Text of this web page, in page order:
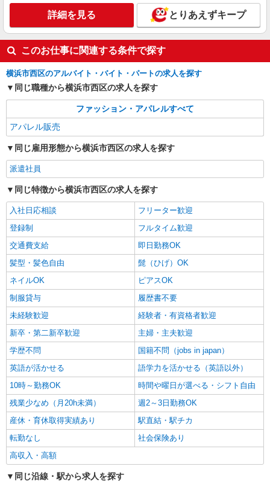
ルに応じて手当あり) 交通費支給有
〒220-0012 神奈川県横浜市西区みなとみらい
三丁目5番1号 マークイズみなとみらい
キープ
アルバイト パート
コンジェ ペイエ アデュー トリステス／フラボア
販売スタッフ
します ※試用期間（1ヶ月間）：時給1,225円
神奈川県横浜市西区南幸1-5-1 ジョイナス
キープ 詳細を見る
詳細を見る とりあえずキープ
このお仕事に関連する条件で探す
横浜市西区のアルバイト・バイト・パートの求人を探す
同じ職種から横浜市西区の求人を探す
ファッション・アパレルすべて
アパレル販売
同じ雇用形態から横浜市西区の求人を探す
派遣社員
同じ特徴から横浜市西区の求人を探す
入社日応相談
フリーター歓迎
登録制
フルタイム歓迎
交通費支給
即日勤務OK
髪型・髪色自由
髭（ひげ）OK
ネイルOK
ピアスOK
制服貸与
履歴書不要
未経験歓迎
経験者・有資格者歓迎
新卒・第二新卒歓迎
主婦・主夫歓迎
学歴不問
国籍不問（jobs in japan）
英語が活かせる
語学力を活かせる（英語以外）
10時～勤務OK
時間や曜日が選べる・シフト自由
残業少なめ（月20h未満）
週2～3日勤務OK
産休・育休取得実績あり
駅直結・駅チカ
転勤なし
社会保険あり
高収入・高額
同じ沿線・駅から求人を探す